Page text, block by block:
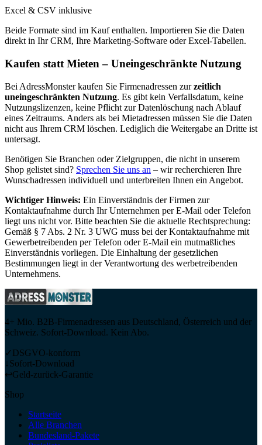
Excel & CSV inklusive
Beide Formate sind im Kauf enthalten. Importieren Sie die Daten
direkt in Ihr CRM, Ihre Marketing-Software oder Excel-Tabellen.
Kaufen statt Mieten – Uneingeschränkte Nutzung
Bei AdressMonster kaufen Sie Firmenadressen zur zeitlich
uneingeschränkten Nutzung. Es gibt kein Verfallsdatum, keine
Nutzungslizenzen, keine Pflicht zur Datenlöschung nach Ablauf
eines Zeitraums. Anders als bei Mietadressen müssen Sie die Daten
nicht aus Ihrem CRM löschen. Lediglich die Weitergabe an Dritte ist
untersagt.
Benötigen Sie Branchen oder Zielgruppen, die nicht in unserem
Shop gelistet sind? Sprechen Sie uns an – wir recherchieren Ihre
Wunschadressen individuell und unterbreiten Ihnen ein Angebot.
Wichtiger Hinweis: Ein Einverständnis der Firmen zur
Kontaktaufnahme durch Ihr Unternehmen per E-Mail oder Telefon
liegt uns nicht vor. Bitte beachten Sie die aktuelle Rechtsprechung:
Gemäß § 7 Abs. 2 Nr. 3 UWG muss bei der Kontaktaufnahme mit
Gewerbetreibenden per Telefon oder E-Mail ein mutmaßliches
Einverständnis vorliegen. Die Einhaltung der gesetzlichen
Bestimmungen liegt in der Verantwortung des werbetreibenden
Unternehmens.
4+ Mio. B2B-Firmenadressen aus Deutschland, Österreich und der
Schweiz. Sofort-Download. Kein Abo.
✓ DSGVO-konform
↓Sofort-Download
↩Geld-zurück-Garantie
Shop
Startseite
Alle Branchen
Bundesland-Pakete